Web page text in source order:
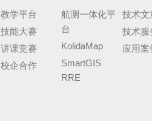
教学平台
技能大赛
讲课竞赛
校企合作
航测一体化平
台
KolidaMap
SmartGIS
RRE
技术文
技术服
应用案